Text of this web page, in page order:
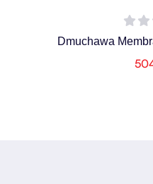
Dmuchawa